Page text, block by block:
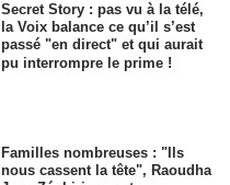
Secret Story : pas vu à la télé,
la Voix balance ce qu’il s’est
passé "en direct" et qui aurait
pu interrompre le prime !
Familles nombreuses : "Ils
nous cassent la tête", Raoudha